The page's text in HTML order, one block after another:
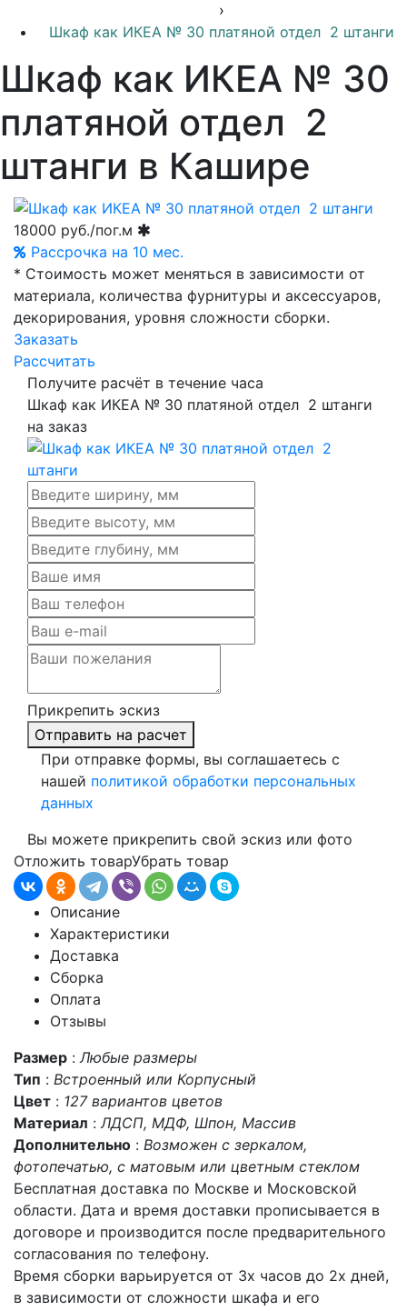
›
Шкаф как ИКЕА № 30 платяной отдел 2 штанги
Шкаф как ИКЕА № 30
платяной отдел 2
штанги в Кашире
18000 руб./пог.м
Рассрочка на 10 мес.
* Стоимость может меняться в зависимости от
материала, количества фурнитуры и аксессуаров,
декорирования, уровня сложности сборки.
Заказать
Рассчитать
Получите расчёт в течение часа
Шкаф как ИКЕА № 30 платяной отдел 2 штанги
на заказ
Прикрепить эскиз
Отправить на расчет
При отправке формы, вы соглашаетесь с
нашей политикой обработки персональных
данных
Вы можете прикрепить свой эскиз или фото
Отложить товарУбрать товар
Описание
Характеристики
Доставка
Сборка
Оплата
Отзывы
Размер : Любые размеры
Тип : Встроенный или Корпусный
Цвет : 127 вариантов цветов
Материал : ЛДСП, МДФ, Шпон, Массив
Дополнительно : Возможен с зеркалом,
фотопечатью, с матовым или цветным стеклом
Бесплатная доставка по Москве и Московской
области. Дата и время доставки прописывается в
договоре и производится после предварительного
согласования по телефону.
Время сборки варьируется от 3х часов до 2х дней,
в зависимости от сложности шкафа и его